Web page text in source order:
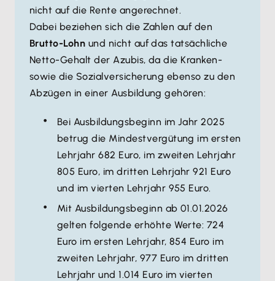
nicht auf die Rente angerechnet.
Dabei beziehen sich die Zahlen auf den
Brutto-Lohn und nicht auf das tatsächliche
Netto-Gehalt der Azubis, da die Kranken-
sowie die Sozialversicherung ebenso zu den
Abzügen in einer Ausbildung gehören:
Bei Ausbildungsbeginn im Jahr 2025
betrug die Mindestvergütung im ersten
Lehrjahr 682 Euro, im zweiten Lehrjahr
805 Euro, im dritten Lehrjahr 921 Euro
und im vierten Lehrjahr 955 Euro.
Mit Ausbildungsbeginn ab 01.01.2026
gelten folgende erhöhte Werte: 724
Euro im ersten Lehrjahr, 854 Euro im
zweiten Lehrjahr, 977 Euro im dritten
Lehrjahr und 1.014 Euro im vierten